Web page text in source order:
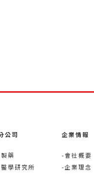
公司
藥
學研究所
企業情報
-會社概要
-企業理念